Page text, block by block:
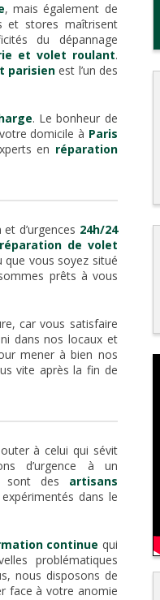
, mais également de
et stores maîtrisent
du dépannage
et volet roulant.
parisien est l’un des
. Le bonheur de
domicile à Paris
en réparation
d’urgences 24h/24
de volet
que vous soyez situé
prêts à vous
car vous satisfaire
dans nos locaux et
mener à bien nos
vite après la fin de
à celui qui sévit
d’urgence à un
sont des artisans
dans le
continue qui
problématiques
nous disposons de
face à votre anomie